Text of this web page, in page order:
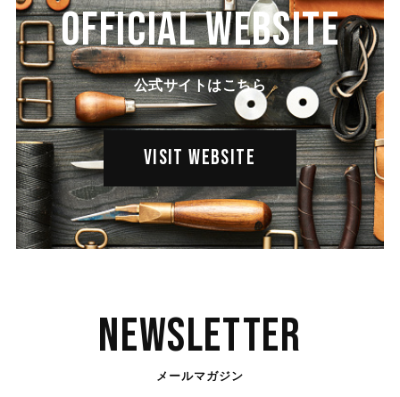
OFFICIAL WEBSITE
公式サイトはこちら
VISIT WEBSITE
Newsletter
メールマガジン